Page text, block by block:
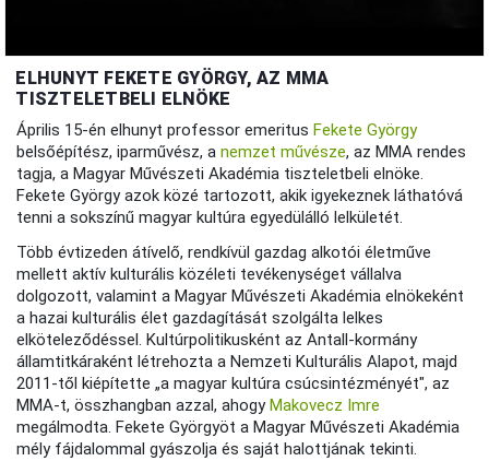
ELHUNYT FEKETE GYÖRGY, AZ MMA
TISZTELETBELI ELNÖKE
Április 15-én elhunyt professor emeritus Fekete György
belsőépítész, iparművész, anemzet művésze, az MMA rendes
tagja, a Magyar Művészeti Akadémia tiszteletbeli elnöke.
Fekete György azok közé tartozott, akik igyekeznek láthatóvá
tenni a sokszínű magyar kultúra egyedülálló lelkületét.
Több évtizeden átívelő, rendkívül gazdag alkotói életműve
mellett aktív kulturális közéleti tevékenységet vállalva
dolgozott, valamint a Magyar Művészeti Akadémia elnökeként
a hazai kulturális élet gazdagítását szolgálta lelkes
elköteleződéssel. Kultúrpolitikusként az Antall-kormány
államtitkáraként létrehozta a Nemzeti Kulturális Alapot, majd
2011-től kiépítette „a magyar kultúra csúcsintézményét", az
MMA-t, összhangban azzal, ahogy Makovecz Imre
megálmodta. Fekete Györgyöt a Magyar Művészeti Akadémia
mély fájdalommal gyászolja és saját halottjának tekinti.